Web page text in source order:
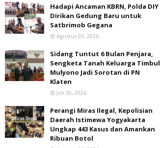
Hadapi Ancaman KBRN, Polda DIY
Dirikan Gedung Baru untuk
Satbrimob Gegana
Agustus 03, 2026
Sidang Tuntut 6 Bulan Penjara,
Sengketa Tanah Keluarga Timbul
Mulyono Jadi Sorotan di PN
Klaten
Juli 30, 2026
Perangi Miras Ilegal, Kepolisian
Daerah Istimewa Yogyakarta
Ungkap 443 Kasus dan Amankan
Ribuan Botol